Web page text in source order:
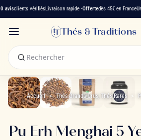
clients vérifiésLivraison rapide -Offertedès 45€ en FranceUne
Thés & Traditions
Accueil Thés Grands Crus, Thés Rares
Pu Erh Menghai 5